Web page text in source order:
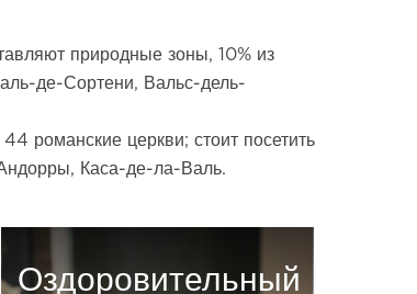
природные зоны, 10% из
де-Сортени, Вальс-дель-
романские церкви; стоит посетить
Каса-де-ла-Валь.
Оздоровительный